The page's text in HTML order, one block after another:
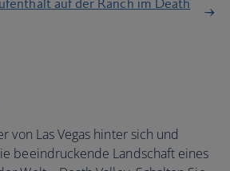
auf der Ranch im Death
von Las Vegas hinter sich und
beeindruckende Landschaft eines